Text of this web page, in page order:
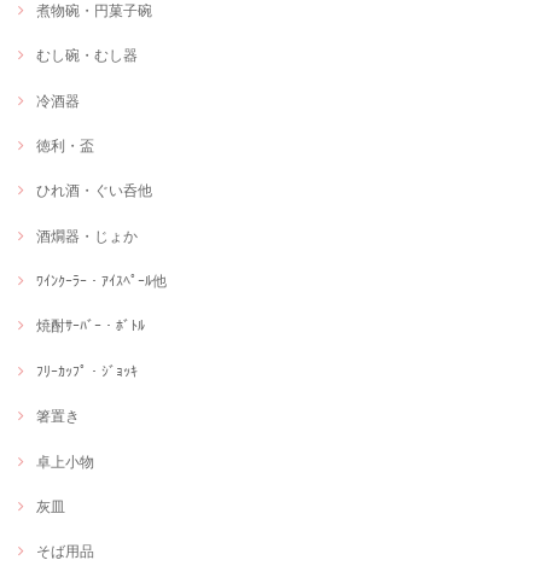
煮物碗・円菓子碗
むし碗・むし器
冷酒器
徳利・盃
ひれ酒・ぐい呑他
酒燗器・じょか
ﾜｲﾝｸｰﾗｰ・ｱｲｽﾍﾟｰﾙ他
焼酎ｻｰﾊﾞｰ・ﾎﾞﾄﾙ
ﾌﾘｰｶｯﾌﾟ・ｼﾞｮｯｷ
箸置き
卓上小物
灰皿
そば用品